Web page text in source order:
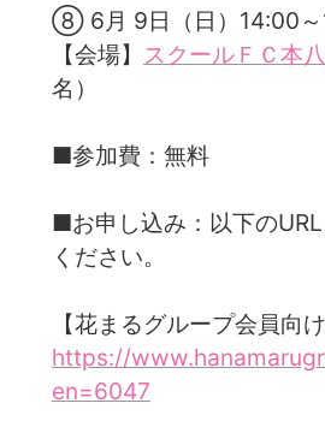
⑧ 6月 9日（日）14:00
【会場】 スクールＦＣ本
名）
■参加費：無料
■お申し込み：以下の
ください。
【花まるグループ会員向け
https://
en=6047